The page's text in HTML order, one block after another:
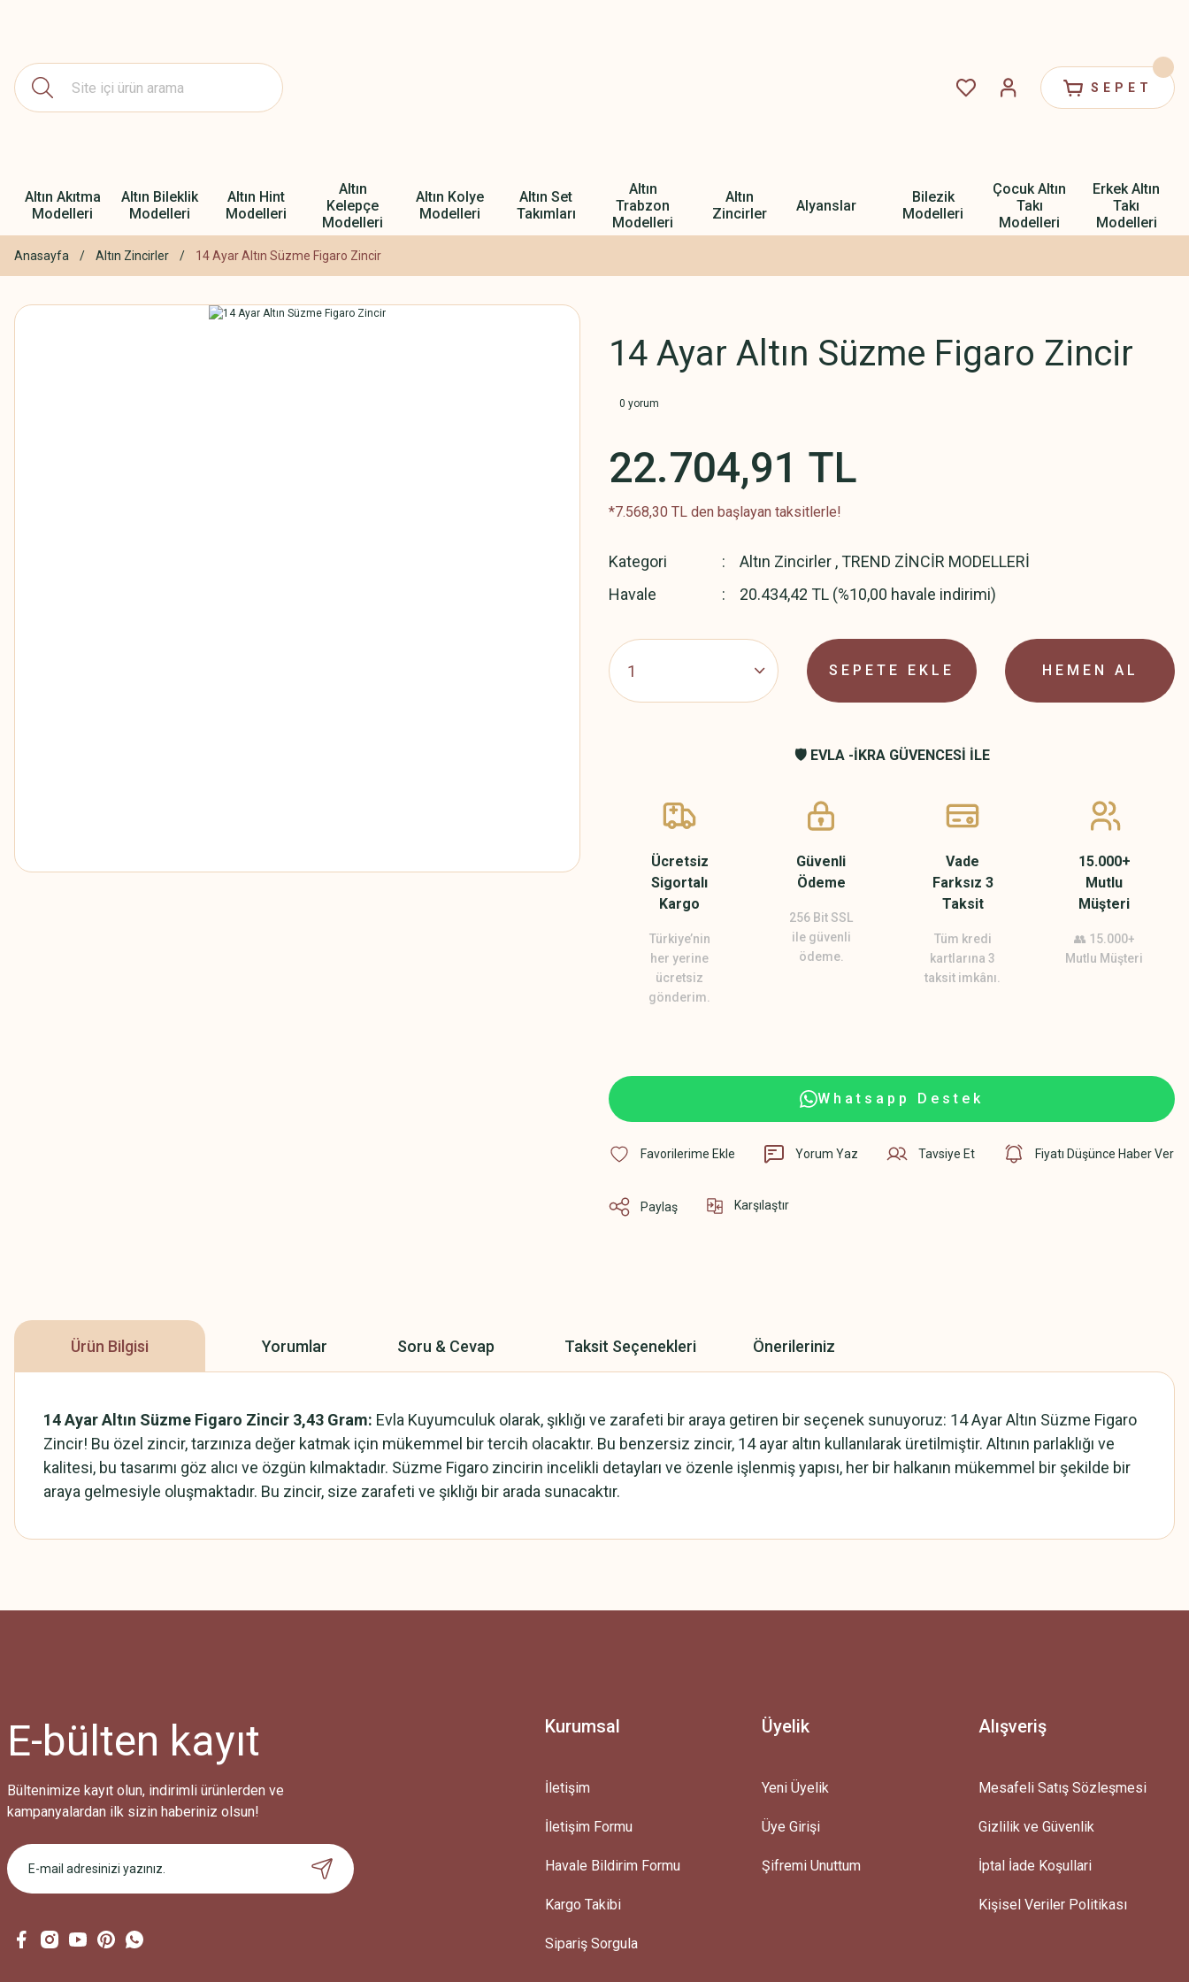
SEPET
Altın Akıtma
Modelleri
Altın Bileklik
Modelleri
Altın Hint
Modelleri
Altın
Kelepçe
Modelleri
Altın Kolye
Modelleri
Altın Set
Takımları
Altın
Trabzon
Modelleri
Altın
Zincirler
Alyanslar
Bilezik
Modelleri
Çocuk Altın
Takı
Modelleri
Erkek Altın
Takı
Modelleri
Anasayfa Altın Zincirler 14 Ayar Altın Süzme Figaro Zincir
14 Ayar Altın Süzme Figaro Zincir
0 yorum
22.704,91 TL
*7.568,30 TL den başlayan taksitlerle!
Kategori Altın Zincirler ,TREND ZİNCİR MODELLERİ
Havale
20.434,42 TL (%10,00 havale indirimi)
SEPETE EKLE HEMEN AL
🛡️ EVLA -İKRA GÜVENCESİ İLE
Ücretsiz
Sigortalı
Kargo
Türkiye’nin
her yerine
ücretsiz
gönderim.
Güvenli
Ödeme
256 Bit SSL
ile güvenli
ödeme.
Vade
Farksız 3
Taksit
Tüm kredi
kartlarına 3
taksit imkânı.
15.000+
Mutlu
Müşteri
👥 15.000+
Mutlu Müşteri
Whatsapp Destek
Yorum Yaz Tavsiye Et Fiyatı Düşünce Haber Ver
Paylaş Karşılaştır
Ürün Bilgisi Yorumlar Soru & Cevap Taksit Seçenekleri Önerileriniz
14 Ayar Altın Süzme Figaro Zincir 3,43 Gram: Evla Kuyumculuk olarak, şıklığı ve zarafeti bir araya getiren bir seçenek sunuyoruz: 14 Ayar Altın Süzme Figaro
Zincir! Bu özel zincir, tarzınıza değer katmak için mükemmel bir tercih olacaktır. Bu benzersiz zincir, 14 ayar altın kullanılarak üretilmiştir. Altının parlaklığı ve
kalitesi, bu tasarımı göz alıcı ve özgün kılmaktadır. Süzme Figaro zincirin incelikli detayları ve özenle işlenmiş yapısı, her bir halkanın mükemmel bir şekilde bir
araya gelmesiyle oluşmaktadır. Bu zincir, size zarafeti ve şıklığı bir arada sunacaktır.
Bu ürüne ilk yorumu siz yapın!
Ürün hakkında henüz soru sorulmamış.
Bu ürüne benzer farklı alternatifler olmalı.
Gönder
E-bülten kayıt
Bültenimize kayıt olun, indirimli ürünlerden ve
kampanyalardan ilk sizin haberiniz olsun!
Kurumsal
İletişim
İletişim Formu
Havale Bildirim Formu
Kargo Takibi
Sipariş Sorgula
Üyelik
Yeni Üyelik
Üye Girişi
Şifremi Unuttum
Alışveriş
Mesafeli Satış Sözleşmesi
Gizlilik ve Güvenlik
İptal İade Koşullari
Kişisel Veriler Politikası